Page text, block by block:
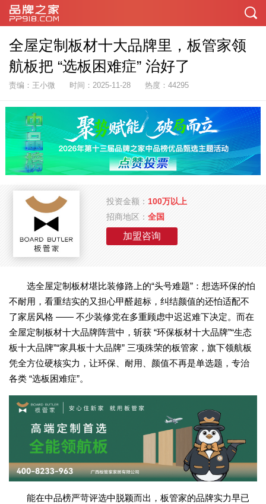
全屋定制板材十大品牌里，板管家领
航板把 “选板困难症” 治好了
责编：王小微 时间：2025-11-28 热度：44295
投资金额： 100万以上
招商地区：全国
加盟咨询
选全屋定制板材堪比装修路上的“头号难题”：想选环保的怕
不耐用，看重结实的又担心甲醛超标，纠结颜值的还怕适配不
了家居风格 —— 不少装修党在多重顾虑中迟迟难下决定。而在
全屋定制板材十大品牌阵营中，斩获 “环保板材十大品牌”“生态
板十大品牌”“家具板十大品牌” 三项殊荣的板管家，旗下领航板
凭全方位硬核实力，让环保、耐用、颜值不再是单选题，专治
各类 “选板困难症”。
能在中品榜严苛评选中脱颖而出，板管家的品牌实力早已